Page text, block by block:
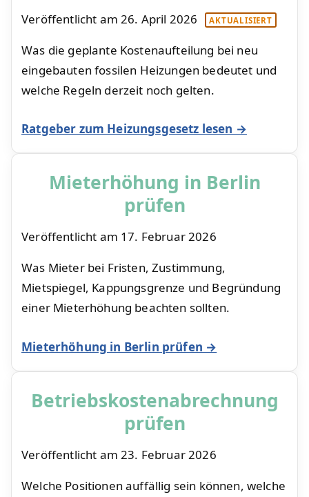
Veröffentlicht am26. April 2026 AKTUALISIERT
Was die geplante Kostenaufteilung bei neu
eingebauten fossilen Heizungen bedeutet und
welche Regeln derzeit noch gelten.
Ratgeber zum Heizungsgesetz lesen →
Mieterhöhung in Berlin
prüfen
Veröffentlicht am 17. Februar 2026
Was Mieter bei Fristen, Zustimmung,
Mietspiegel, Kappungsgrenze und Begründung
einer Mieterhöhung beachten sollten.
Mieterhöhung in Berlin prüfen →
Betriebskostenabrechnung
prüfen
Veröffentlicht am23. Februar 2026
Welche Positionen auffällig sein können, welche